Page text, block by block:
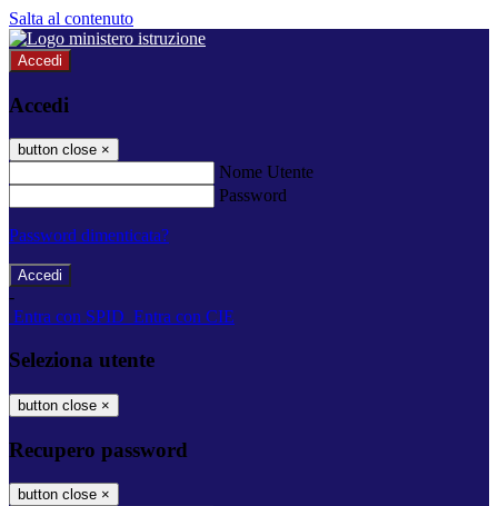
Salta al contenuto
Accedi
Accedi
button close ×
Nome Utente
Password
Password dimenticata?
-
Entra con SPID Entra con CIE
Seleziona utente
button close ×
Recupero password
button close ×